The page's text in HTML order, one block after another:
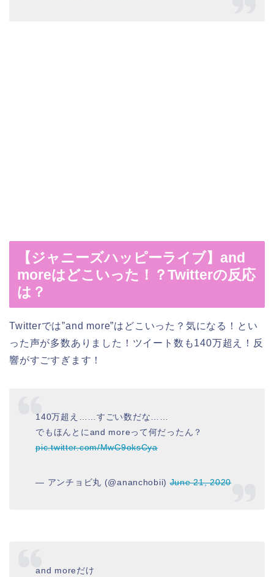
【ジャニーズハッピーライブ】and
moreはどこいった！？Twitterの反応
は？
Twitterでは”and more”はどこいった？気になる！とい
った声が多数ありました！ツイート数も140万超え！反
響がすごすぎます！
140万超え……すごい数だな……
でもほんとにand moreって何だったん？
pic.twitter.com/MwC9oksCya
— アンチョビ丸 (@ananchobii)June 21, 2020
and moreだけ